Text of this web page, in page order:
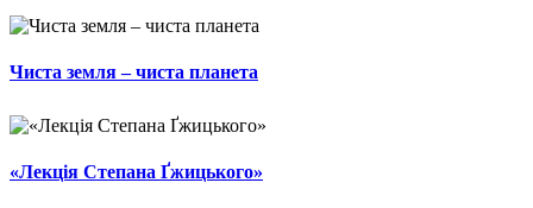
Чиста земля – чиста планета
«Лекція Степана Ґжицького»